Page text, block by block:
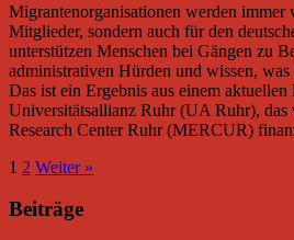
Migrantenorganisationen werden
Mitglieder, sondern auch für den
unterstützen Menschen bei Gängen zu
administrativen Hürden und wissen,
Das ist ein Ergebnis aus einem aktuellen
Universitätsallianz Ruhr (UA Ruhr),
Research Center Ruhr (MERCUR)
1 2 Weiter »
Beiträge